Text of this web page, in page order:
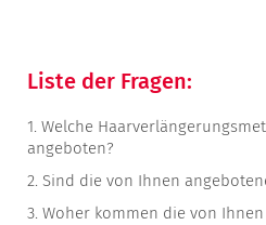
Liste der Fragen:
1. Welche
angeboten?
2. Sind die von Ihnen
3. Woher kommen die von